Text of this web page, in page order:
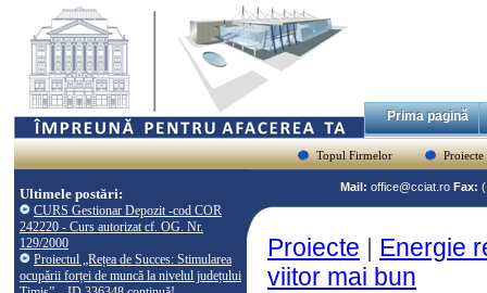
Prima pagină
Topul Firmelor Proiecte
Ultimele postări:
CURS Gestionar Depozit -cod COR
242220 - Curs autorizat cf. OG. Nr.
129/2000
Proiectul „Rețea de Succes: Stimularea
ocupării forței de muncă la nivelul județului
Mail: office@cciat.ro Fax:
Proiecte | Energie
viitor mai bun